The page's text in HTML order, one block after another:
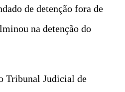
de detenção fora de
na detenção do
Tribunal Judicial de